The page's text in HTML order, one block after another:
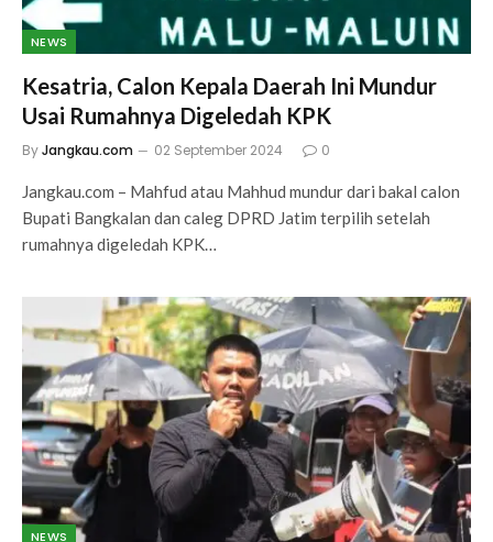
NEWS
Kesatria, Calon Kepala Daerah Ini Mundur
Usai Rumahnya Digeledah KPK
ByJangkau.com 02 September 2024 0
Jangkau.com – Mahfud atau Mahhud mundur dari bakal calon
Bupati Bangkalan dan caleg DPRD Jatim terpilih setelah
rumahnya digeledah KPK…
NEWS